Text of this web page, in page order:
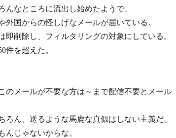
んなところに流出し始めたようで、
外国からの怪しげなメールが届いている。
即削除し、フィルタリングの対象にしている。
件を超えた。
のメールが不要な方は～まで配信不要とメール
ろん、送るような馬鹿な真似はしない主義だ。
んじゃないからな。